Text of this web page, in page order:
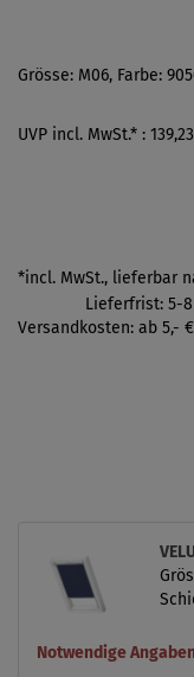
Grösse: M06, Farbe:
UVP incl. MwSt.* :
*incl. MwSt., lieferbar
Lieferfrist: 5-8
Versandkosten: ab 5,-
Notwendige